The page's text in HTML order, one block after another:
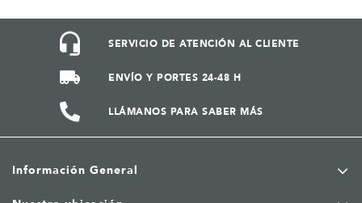
SERVICIO DE ATENCIÓN AL CLIENTE
ENVÍO Y PORTES 24-48 H
LLÁMANOS PARA SABER MÁS
Información General